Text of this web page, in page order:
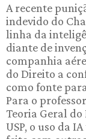
A recente
indevido do
linha da
diante de
companhia
do Direito a
como fonte
Para o
Teoria Geral
USP, o uso da